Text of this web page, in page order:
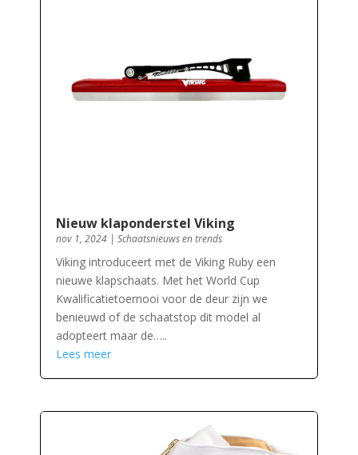
Nieuw klaponderstel Viking
nov 1, 2024| Schaatsnieuws en trends
Viking introduceert met de Viking Ruby een
nieuwe klapschaats. Met het World Cup
Kwalificatietoernooi voor de deur zijn we
benieuwd of de schaatstop dit model al
adopteert maar de…..
Lees meer